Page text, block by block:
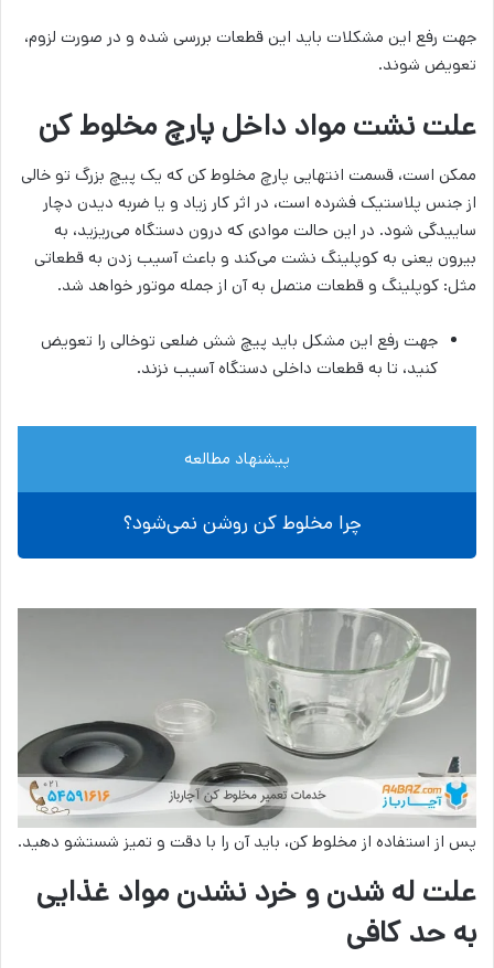
جهت رفع این مشکلات باید این قطعات بررسی شده و در صورت لزوم،
تعویض شوند.
علت نشت مواد داخل پارچ مخلوط کن
ممکن است، قسمت انتهایی پارچ مخلوط کن که یک پیچ بزرگ تو خالی
از جنس پلاستیک فشرده است، در اثر کار زیاد و یا ضربه دیدن دچار
ساییدگی شود. در این حالت موادی که درون دستگاه می‌ریزید، به
بیرون یعنی به کوپلینگ نشت می‌کند و باعث آسیب زدن به قطعاتی
مثل: کوپلینگ و قطعات متصل به آن از جمله موتور خواهد شد.
جهت رفع این مشکل باید پیچ شش ضلعی توخالی را تعویض
کنید، تا به قطعات داخلی دستگاه آسیب نزند.
پیشنهاد مطالعه
چرا مخلوط کن روشن نمی‌شود؟
پس از استفاده از مخلوط کن، باید آن را با دقت و تمیز شستشو دهید.
علت له شدن و خرد نشدن مواد غذایی
به حد کافی